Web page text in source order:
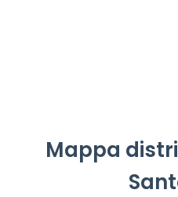
Mappa